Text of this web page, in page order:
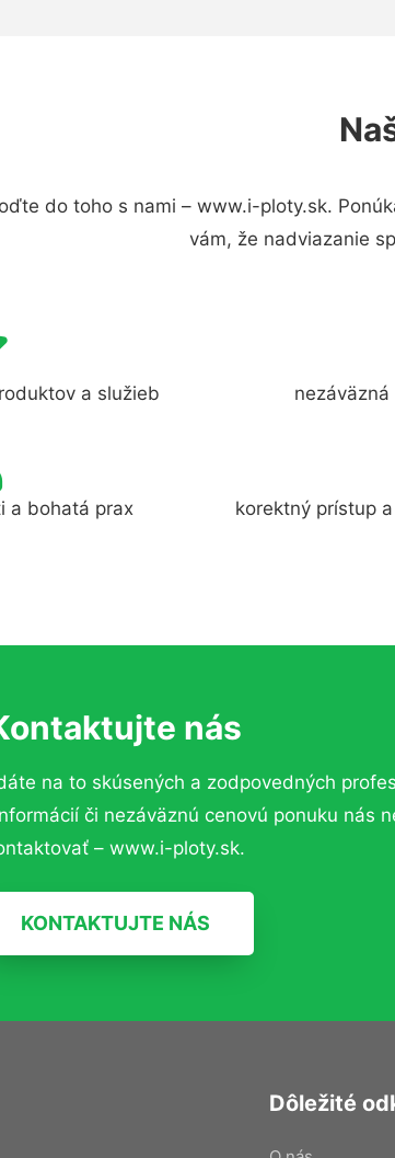
do toho s nami – www.i-ploty.sk.
vám, že nadviazanie
a služieb
a bohatá prax
korektný prístup
nás
na to skúsených a zodpovedných
či nezáväznú cenovú ponuku nás
– www.i-ploty.sk.
KONTAKTUJTE NÁS
Dôležité